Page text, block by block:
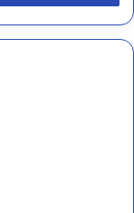
خ